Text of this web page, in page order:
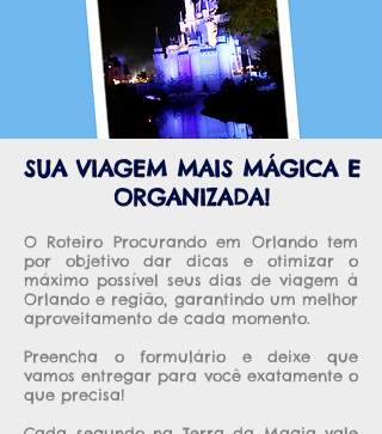
O Roteiro Procurando em Orlando tem
por objetivo dar dicas e otimizar o
máximo possível seus dias de viagem à
Orlando e região, garantindo um melhor
aproveitamento de cada momento.
Preencha o formulário e deixe que
vamos entregar para você exatamente o
que precisa!
SUA VIAGEM MAIS MÁGICA E
ORGANIZADA!